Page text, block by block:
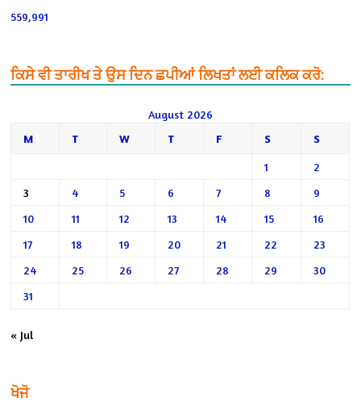
559,991
ਕਿਸੇ ਵੀ ਤਾਰੀਖ ਤੇ ਉਸ ਦਿਨ ਛਪੀਆਂ ਲਿਖਤਾਂ ਲਈ ਕਲਿਕ ਕਰੋ:
August 2026
M
T W T F S S
1
2
3
4 5 6 7 8
9
10
11 12 13 14 15
16
17
18 19 20 21 22
23
24
25 26 27 28 29
30
31
« Jul
ਖੋਜੋ